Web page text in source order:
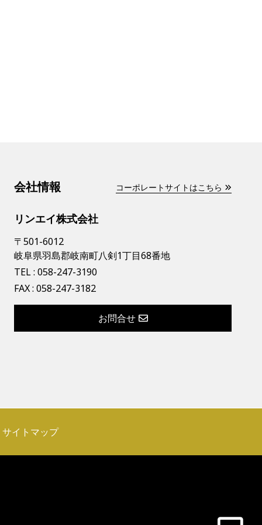
会社情報 コーポレートサイトはこちら
リンエイ株式会社
〒501-6012
岐阜県羽島郡岐南町八剣1丁目68番地
TEL : 058-247-3190
FAX : 058-247-3182
お問合せ
サイトマップ